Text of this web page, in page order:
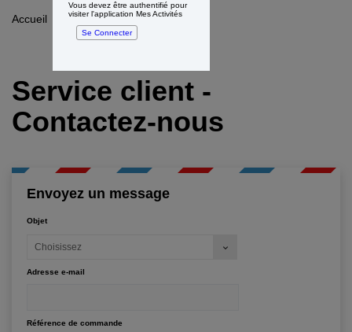
Vous devez être authentifié pour
visiter l'application Mes Activités
Se Connecter
Accueil Contact
Service client -
Contactez-nous
Envoyez un message
Objet
Choisissez
Adresse e-mail
Référence de commande